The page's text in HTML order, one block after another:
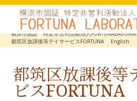
横浜市認証 特定非営利活動法人
都筑区放課後等デイサービスFORTUNA English
都筑区放課後等
ビス